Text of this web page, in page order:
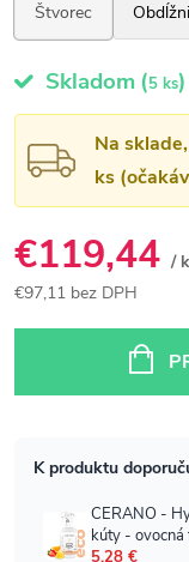
Skladom (5 ks)
Na
ks
€119,44 /
€97,11 bez DPH